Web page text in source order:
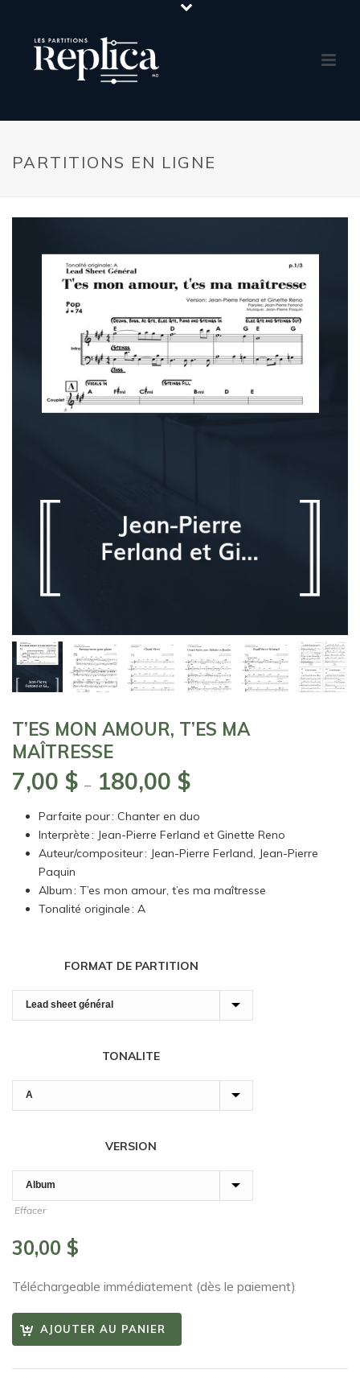
PARTITIONS EN LIGNE
T’ES MON AMOUR, T’ES MA
MAÎTRESSE
7,00 $ – 180,00 $Plage
prix :
7,00 $
180,00 $
Parfaite pour : Chanter en duo
Interprète : Jean-Pierre Ferland et Ginette Reno
Auteur/compositeur : Jean-Pierre Ferland, Jean-Pierre
Paquin
Album : T’es mon amour, t’es ma maîtresse
Tonalité originale : A
FORMAT DE PARTITION
TONALITE
VERSION
Effacer
30,00 $
Téléchargeable immédiatement (dès le paiement)
AJOUTER AU PANIER